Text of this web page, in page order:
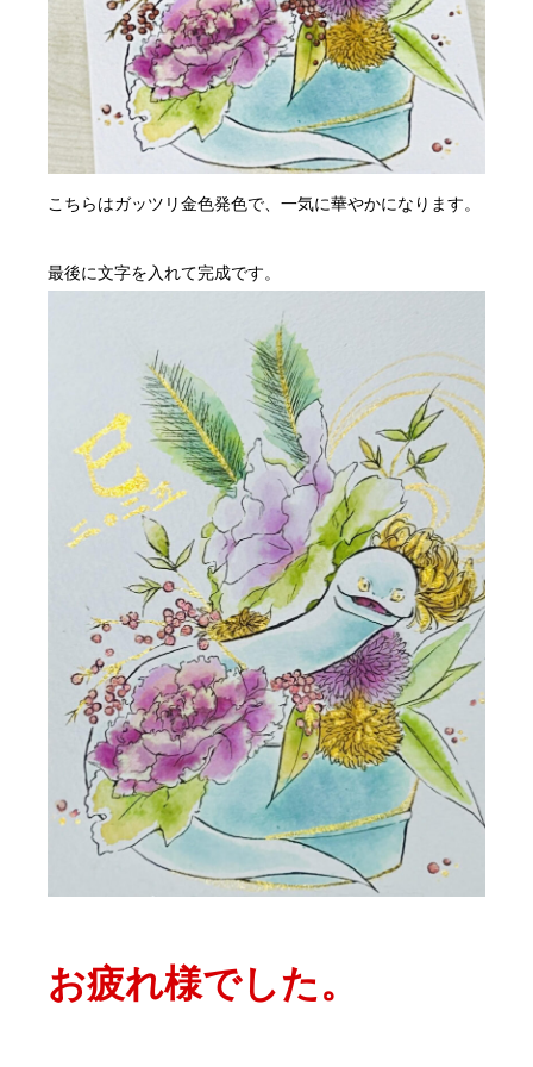
こちらはガッツリ金色発色で、一気に華やかになります。
最後に文字を入れて完成です。
お疲れ様でした。